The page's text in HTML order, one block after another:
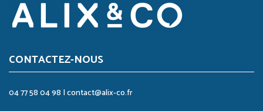
CONTACTEZ-NOUS
04 77 58 04 98 |contact@alix-co.fr